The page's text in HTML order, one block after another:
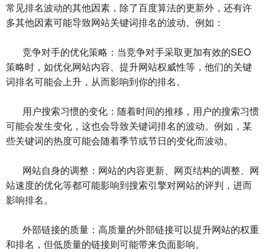
常见排名波动的其他因素，除了百度算法的更新外，还有许
多其他因素可能导致网站关键词排名的波动。例如：
竞争对手的优化策略：当竞争对手采取更加有效的SEO
策略时，如优化网站内容、提升网站权威性等，他们的关键
词排名可能会上升，从而影响到你的排名。
用户搜索习惯的变化：随着时间的推移，用户的搜索习惯
可能会发生变化，这也会导致关键词排名的波动。例如，某
些关键词的热度可能会随着季节或节日的变化而波动。
网站自身的调整：网站的内容更新、网页结构的调整、网
站速度的优化等都可能影响到搜索引擎对网站的评判，进而
影响排名。
外部链接的质量：高质量的外部链接可以提升网站的权重
和排名，但低质量的链接则可能带来负面影响。